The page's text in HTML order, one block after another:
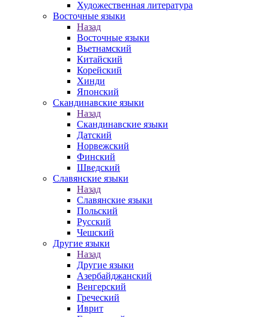
Художественная литература
Восточные языки
Назад
Восточные языки
Вьетнамский
Китайский
Корейский
Хинди
Японский
Скандинавские языки
Назад
Скандинавские языки
Датский
Норвежский
Финский
Шведский
Славянские языки
Назад
Славянские языки
Польский
Русский
Чешский
Другие языки
Назад
Другие языки
Азербайджанский
Венгерский
Греческий
Иврит